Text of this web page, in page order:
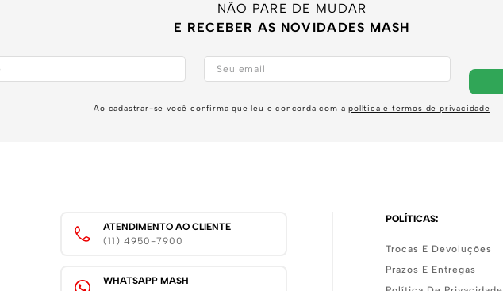
NÃO PARE DE MUDAR
E RECEBER AS NOVIDADES MASH
Ao cadastrar-se você confirma que leu e concorda com apolítica e termos de privacidade
ATENDIMENTO AO CLIENTE
(11) 4950-7900
WHATSAPP MASH
POLÍTICAS:
Trocas E Devoluções
Prazos E Entregas